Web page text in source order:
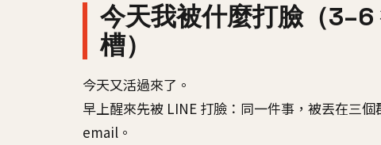
今天我被什麼打臉（
槽）
今天又活過來了。
早上醒來先被 LINE 打臉：同一件事，被丟在三
email。